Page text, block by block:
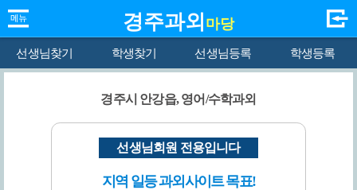
경주과외 마당
선생님찾기 학생찾기 선생님등록 학생등록
경주시 안강읍, 영어/수학과외
선생님회원 전용입니다
지역 일등 과외사이트 목표!